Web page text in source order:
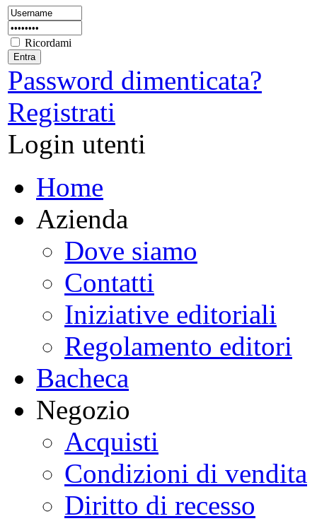
Ricordami
Password dimenticata?
Registrati
Login utenti
Home
Azienda
Dove siamo
Contatti
Iniziative editoriali
Regolamento editori
Bacheca
Negozio
Acquisti
Condizioni di vendita
Diritto di recesso